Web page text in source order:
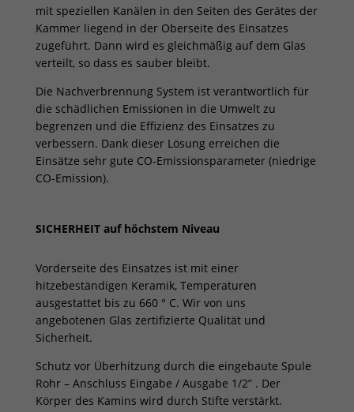
mit speziellen Kanälen in den Seiten des Gerätes der
Kammer liegend in der Oberseite des Einsatzes
zugeführt. Dann wird es gleichmäßig auf dem Glas
verteilt, so dass es sauber bleibt.
Die Nachverbrennung System ist verantwortlich für
die schädlichen Emissionen in die Umwelt zu
begrenzen und die Effizienz des Einsatzes zu
verbessern. Dank dieser Lösung erreichen die
Einsätze sehr gute CO-Emissionsparameter (niedrige
CO-Emission).
SICHERHEIT auf höchstem Niveau
Vorderseite des Einsatzes ist mit einer
hitzebeständigen Keramik, Temperaturen
ausgestattet bis zu 660 ° C. Wir von uns
angebotenen Glas zertifizierte Qualität und
Sicherheit.
Schutz vor Überhitzung durch die eingebaute Spule
Rohr – Anschluss Eingabe / Ausgabe 1/2” . Der
Körper des Kamins wird durch Stifte verstärkt.